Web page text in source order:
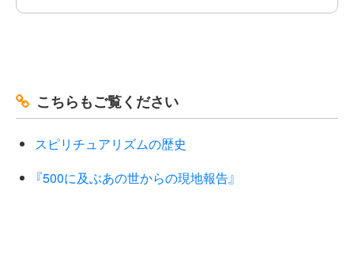
こちらもご覧ください
スピリチュアリズムの歴史
『500に及ぶあの世からの現地報告』